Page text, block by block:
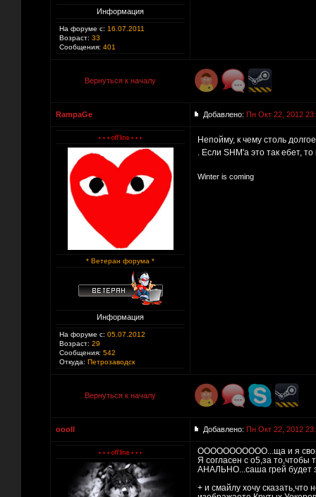
Информация
На форуме с: 16.07.2011
Возраст: 33
Сообщения: 401
Вернуться к началу
RampaGe Добавлено: Пн Окт 22, 2012
* Ветеран форума *
Информация
На форуме с: 05.07.2012
Возраст: 29
Сообщения: 542
Откуда: Петрозаводск
Непойму, к чему столь
. Если SHМ'а это так ебет,
Winter is coming
Вернуться к началу
oooII Добавлено: Пн Окт 22, 2012
ООООООООООО...ща и я свои
Я согласен с о5,за то,чтобы
АНАЛЬНО...саша грей будет
+ и смайлу хочу